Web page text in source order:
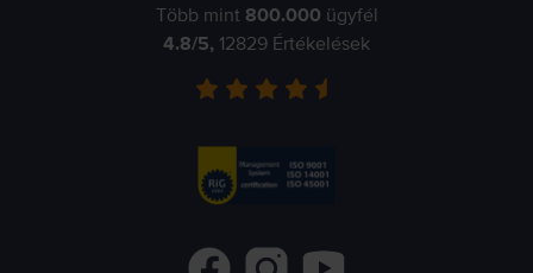
Több mint 800.000 ügyfél
4.8/5, 12829 Értékelések